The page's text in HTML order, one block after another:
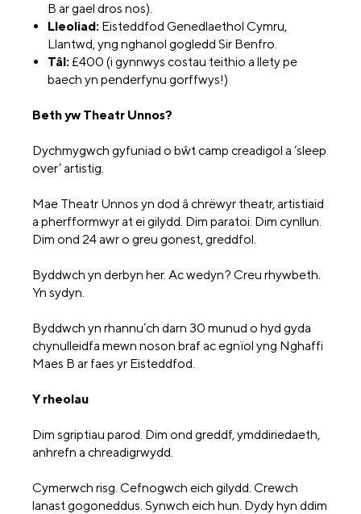
B ar gael dros nos).
Lleoliad: Eisteddfod Genedlaethol Cymru,
Llantwd, yng nghanol gogledd Sir Benfro.
Tâl: £400 (i gynnwys costau teithio a llety pe
baech yn penderfynu gorffwys!)
Beth yw Theatr Unnos?
Dychmygwch gyfuniad o bŵt camp creadigol a ‘sleep
over’ artistig.
Mae Theatr Unnos yn dod â chrëwyr theatr, artistiaid
a pherfformwyr at ei gilydd. Dim paratoi. Dim cynllun.
Dim ond 24 awr o greu gonest, greddfol.
Byddwch yn derbyn her. Ac wedyn? Creu rhywbeth.
Yn sydyn.
Byddwch yn rhannu’ch darn 30 munud o hyd gyda
chynulleidfa mewn noson braf ac egnïol yng Nghaffi
Maes B ar faes yr Eisteddfod.
Y rheolau
Dim sgriptiau parod. Dim ond greddf, ymddiriedaeth,
anhrefn a chreadigrwydd.
Cymerwch risg. Cefnogwch eich gilydd. Crewch
lanast gogoneddus. Synwch eich hun. Dydy hyn ddim